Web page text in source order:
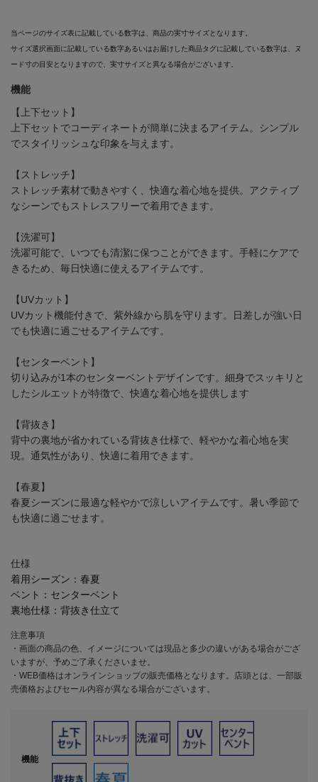
当ページのサイズ表に記載している数字は、商品の実寸サイズとなります。
サイズ選択画面に記載している数字あるいはお届けした商品タグに記載している数字は、ヌ
ード寸の目安となりますので、実寸サイズと異なる場合がございます。
機能
【上下セット】
上下セットでコーディネートが簡単に決まるアイテム。シンプル
でスタイリッシュな印象を与えます。
【ストレッチ】
ストレッチ素材で動きやすく、快適な着心地を提供。アクティブ
なシーンでもストレスフリーで着用できます。
【洗濯可】
洗濯可能で、いつでも清潔に保つことができます。手軽にケアで
きるため、毎日快適に使えるアイテムです。
【UVカット】
UVカット機能付きで、紫外線から肌を守ります。日差しが強い日
でも快適に過ごせるアイテムです。
【センターベント】
切り込みが1本のセンターベントデザインです。細身でスッキリと
したシルエットが特徴で、快適な着心地を提供します
【背抜き】
背中の裏地が省かれている背抜き仕様で、軽やかな着心地を実
現。通気性があり、快適に着用できます。
【春夏】
春夏シーズンに最適な軽やかで涼しいアイテムです。暑い季節で
も快適に過ごせます。
仕様
着用シーズン： 春夏
ベント： センターベント
裏地仕様： 背抜き仕立て
注意事項
・画面の商品の色、イメージについては現品と多少の違いがある場合がござ
いますが、予めご了承くださいませ。
・WEB価格はオンラインショップの販売価格となります。店頭とは、一部販
売価格およびセール内容が異なる場合がございます。
機能